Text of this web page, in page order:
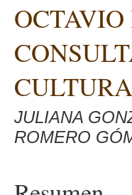
JULIANA
ROMERO